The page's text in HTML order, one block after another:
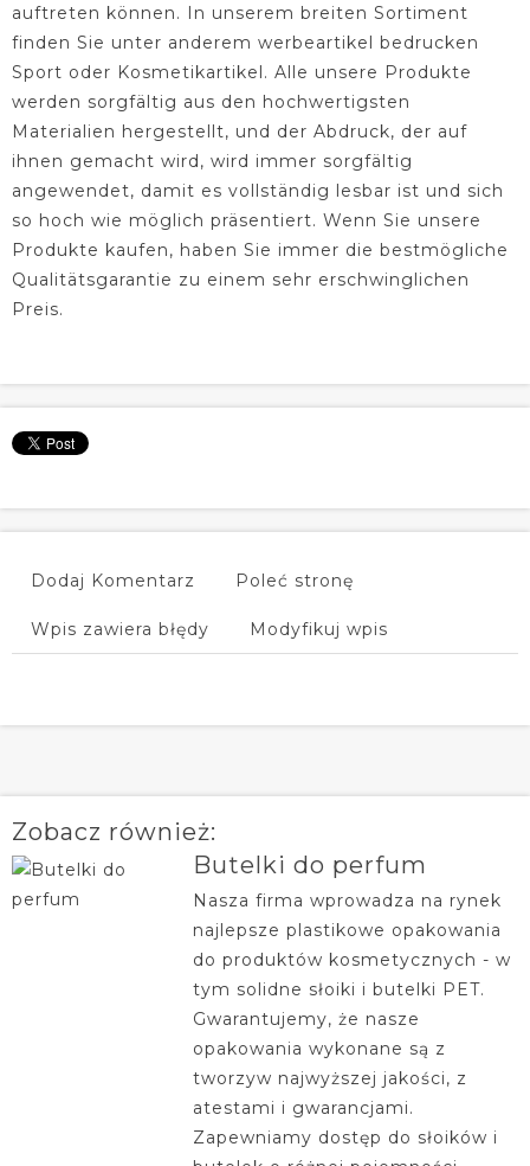
auftreten können. In unserem breiten Sortiment
finden Sie unter anderem werbeartikel bedrucken
Sport oder Kosmetikartikel. Alle unsere Produkte
werden sorgfältig aus den hochwertigsten
Materialien hergestellt, und der Abdruck, der auf
ihnen gemacht wird, wird immer sorgfältig
angewendet, damit es vollständig lesbar ist und sich
so hoch wie möglich präsentiert. Wenn Sie unsere
Produkte kaufen, haben Sie immer die bestmögliche
Qualitätsgarantie zu einem sehr erschwinglichen
Preis.
Dodaj Komentarz Poleć stronę
Wpis zawiera błędy Modyfikuj wpis
Zobacz również:
Butelki do perfum
Nasza firma wprowadza na rynek
najlepsze plastikowe opakowania
do produktów kosmetycznych - w
tym solidne słoiki i butelki PET.
Gwarantujemy, że nasze
opakowania wykonane są z
tworzyw najwyższej jakości, z
atestami i gwarancjami.
Zapewniamy dostęp do słoików i